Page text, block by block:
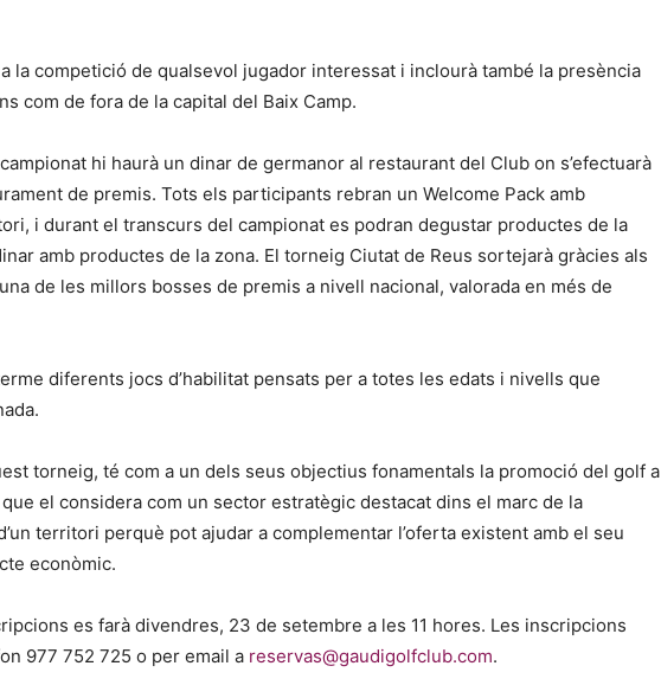
la competició de qualsevol jugador interessat i inclourà també la presència
com de fora de la capital del Baix Camp.
hi haurà un dinar de germanor al restaurant del Club on s’efectuarà
de premis. Tots els participants rebran un Welcome Pack amb
i durant el transcurs del campionat es podran degustar productes de la
amb productes de la zona. El torneig Ciutat de Reus sortejarà gràcies als
de les millors bosses de premis a nivell nacional, valorada en més de
diferents jocs d’habilitat pensats per a totes les edats i nivells que
torneig, té com a un dels seus objectius fonamentals la promoció del golf a
el considera com un sector estratègic destacat dins el marc de la
territori perquè pot ajudar a complementar l’oferta existent amb el seu
econòmic.
es farà divendres, 23 de setembre a les 11 hores. Les inscripcions
977 752 725 o per email a reservas@gaudigolfclub.com.